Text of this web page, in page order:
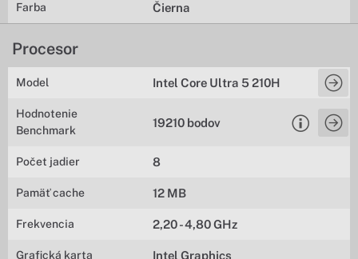
Farba Čierna
Procesor
Model Intel Core Ultra 5 210H
Hodnotenie
Benchmark
19210 bodov
Počet jadier 8
Pamäť cache 12 MB
Frekvencia 2,20 - 4,80 GHz
Grafická karta Intel Graphics